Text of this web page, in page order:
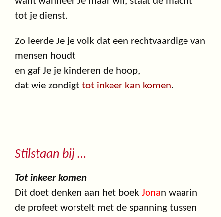
tot je dienst.
Zo leerde Je je volk dat een rechtvaardige van
mensen houdt
en gaf Je je kinderen de hoop,
dat wie zondigt tot inkeer kan komen.
Stilstaan bij …
Tot inkeer komen
Dit doet denken aan het boek Jonan waarin
de profeet worstelt met de spanning tussen